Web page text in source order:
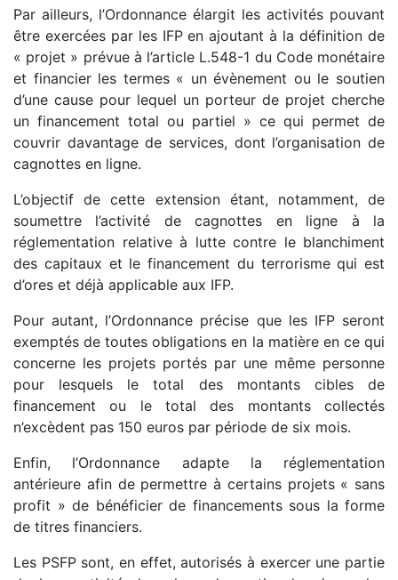
Par ailleurs, l’Ordonnance élargit les activités pouvant
être exercées par les IFP en ajoutant à la définition de
« projet » prévue à l’article L.548-1 du Code monétaire
et financier les termes « un évènement ou le soutien
d’une cause pour lequel un porteur de projet cherche
un financement total ou partiel » ce qui permet de
couvrir davantage de services, dont l’organisation de
cagnottes en ligne.
L’objectif de cette extension étant, notamment, de
soumettre l’activité de cagnottes en ligne à la
réglementation relative à lutte contre le blanchiment
des capitaux et le financement du terrorisme qui est
d’ores et déjà applicable aux IFP.
Pour autant, l’Ordonnance précise que les IFP seront
exemptés de toutes obligations en la matière en ce qui
concerne les projets portés par une même personne
pour lesquels le total des montants cibles de
financement ou le total des montants collectés
n’excèdent pas 150 euros par période de six mois.
Enfin, l’Ordonnance adapte la réglementation
antérieure afin de permettre à certains projets « sans
profit » de bénéficier de financements sous la forme
de titres financiers.
Les PSFP sont, en effet, autorisés à exercer une partie